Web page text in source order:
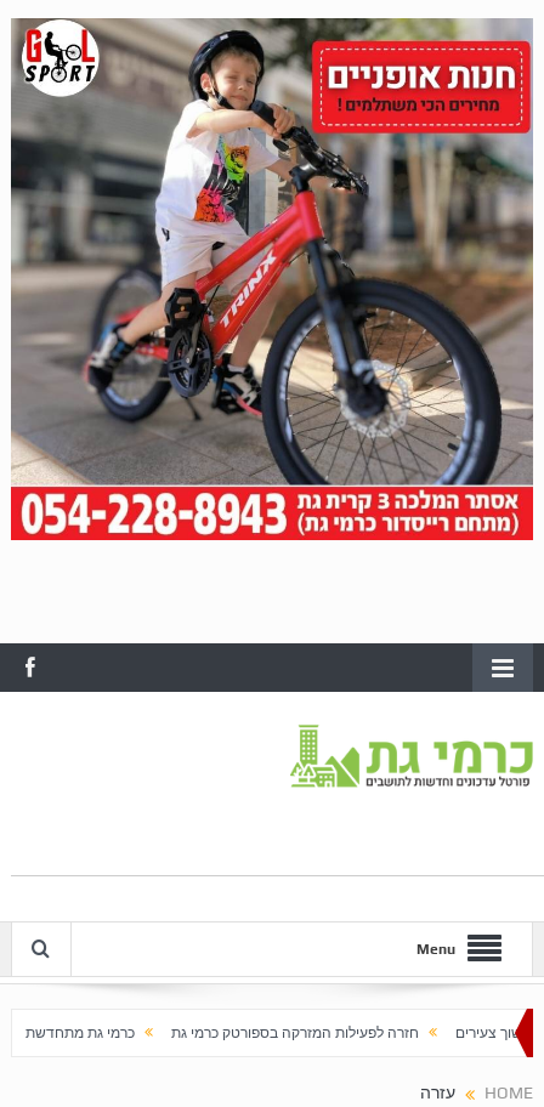
Menu
חזרה לפעילות המזרקה בספורטק כרמי גת כרמי גת מתחדשת עם בוא האביב
HOME עזרה